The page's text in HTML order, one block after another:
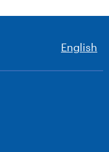
English